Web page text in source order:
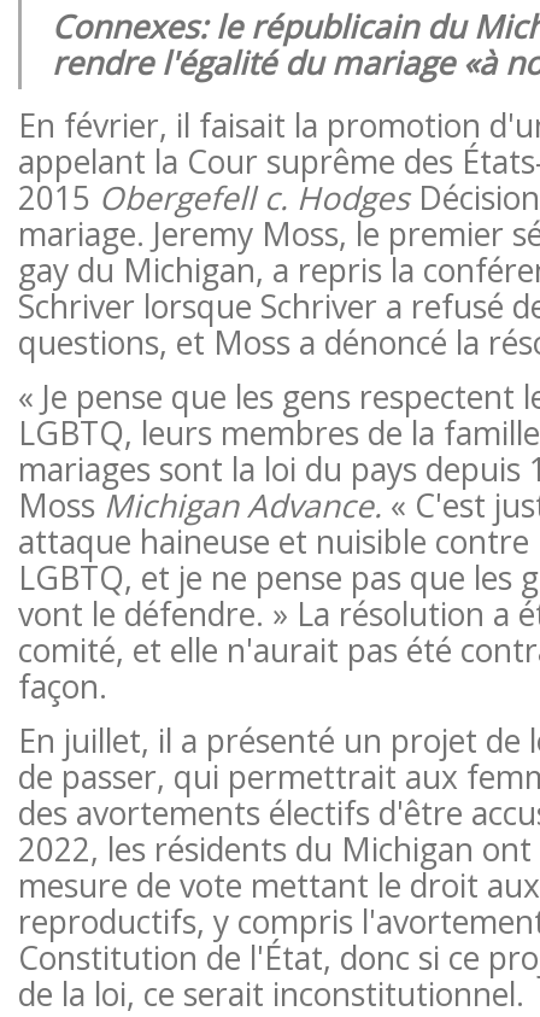
Connexes: le républicain du
rendre l'égalité du mariage «à
En février, il faisait la promotion
appelant la Cour suprême des
2015 Obergefell c. Hodges
mariage. Jeremy Moss, le premier
gay du Michigan, a repris la
Schriver lorsque Schriver a refusé
questions, et Moss a dénoncé la
« Je pense que les gens respectent
LGBTQ, leurs membres de la
mariages sont la loi du pays depuis
Moss Michigan Advance.« C'est
attaque haineuse et nuisible
LGBTQ, et je ne pense pas que les
vont le défendre. » La résolution a
comité, et elle n'aurait pas été
façon.
En juillet, il a présenté un projet de
de passer, qui permettrait aux
des avortements électifs d'être
2022, les résidents du Michigan
mesure de vote mettant le droit
reproductifs, y compris
Constitution de l'État, donc si ce
de la loi, ce serait inconstitutionnel.